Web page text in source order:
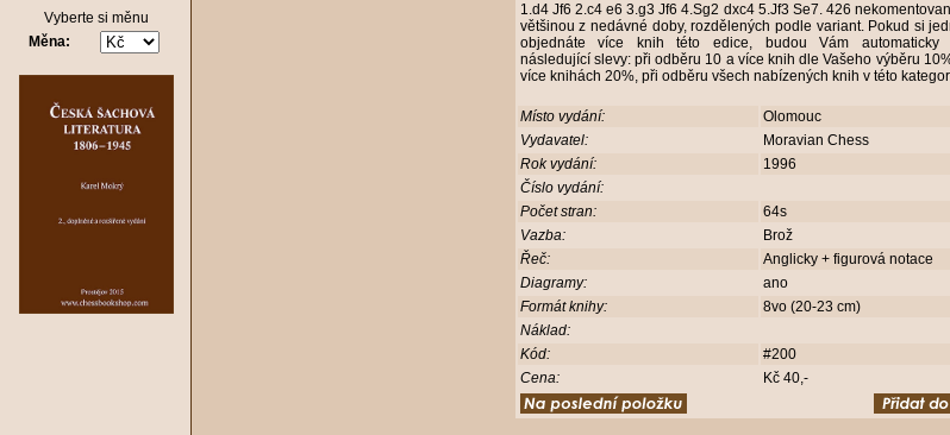
Vyberte si měnu
Měna:
1.d4 Jf6 2.c4 e6 3.g3 Jf6 4.Sg2 dxc4 5.Jf3 Se7. 426
většinou z nedávné doby, rozdělených podle variant. Pokud si
objednáte více knih této edice, budou Vám automaticky
následující slevy: při odběru 10 a více knih dle Vašeho výběru
více knihách 20%, při odběru všech nabízených knih v této
Místo vydání:
Olomouc
Vydavatel:
Moravian Chess
Rok vydání:
1996
Číslo vydání:
Počet stran:
64s
Vazba:
Brož
Řeč:
Anglicky + figurová notace
Diagramy:
ano
Formát knihy:
8vo (20-23 cm)
Náklad:
Kód:
#200
Cena:
Kč 40,-